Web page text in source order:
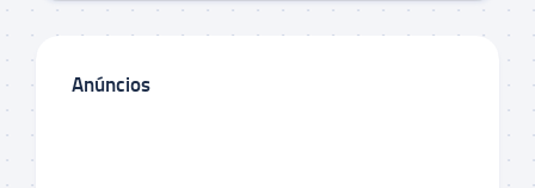
Anúncios